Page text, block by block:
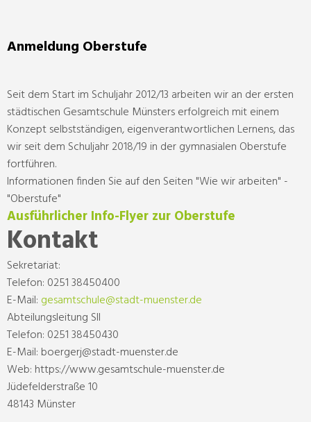
Anmeldung Oberstufe
Seit dem Start im Schuljahr 2012/13 arbeiten wir an der ersten
städtischen Gesamtschule Münsters erfolgreich mit einem
Konzept selbstständigen, eigenverantwortlichen Lernens, das
wir seit dem Schuljahr 2018/19 in der gymnasialen Oberstufe
fortführen.
Informationen finden Sie auf den Seiten "Wie wir arbeiten" -
"Oberstufe"
Ausführlicher Info-Flyer zur Oberstufe
Kontakt
Sekretariat:
Telefon: 0251 38450400
E-Mail: gesamtschule@stadt-muenster.de
Abteilungsleitung SII
Telefon: 0251 38450430
E-Mail: boergerj@stadt-muenster.de
Web: https://www.gesamtschule-muenster.de
Jüdefelderstraße 10
48143 Münster